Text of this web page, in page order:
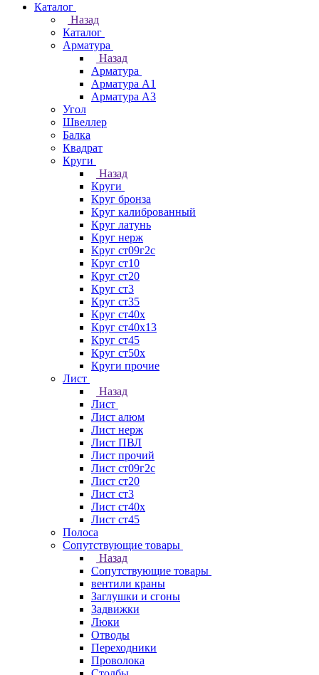
Каталог
Назад
Каталог
Арматура
Назад
Арматура
Арматура А1
Арматура А3
Угол
Швеллер
Балка
Квадрат
Круги
Назад
Круги
Круг бронза
Круг калиброванный
Круг латунь
Круг нерж
Круг ст09г2с
Круг ст10
Круг ст20
Круг ст3
Круг ст35
Круг ст40х
Круг ст40х13
Круг ст45
Круг ст50х
Круги прочие
Лист
Назад
Лист
Лист алюм
Лист нерж
Лист ПВЛ
Лист прочий
Лист ст09г2с
Лист ст20
Лист ст3
Лист ст40х
Лист ст45
Полоса
Сопутствующие товары
Назад
Сопутствующие товары
вентили краны
Заглушки и сгоны
Задвижки
Люки
Отводы
Переходники
Проволока